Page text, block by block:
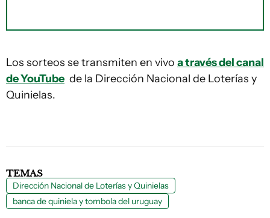
Los sorteos se transmiten en vivo a través del canal
de YouTube de la Dirección Nacional de Loterías y
Quinielas.
TEMAS
Dirección Nacional de Loterías y Quinielas
banca de quiniela y tombola del uruguay